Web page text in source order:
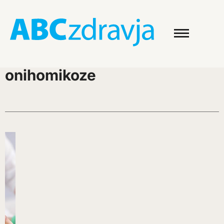
onihomikoze